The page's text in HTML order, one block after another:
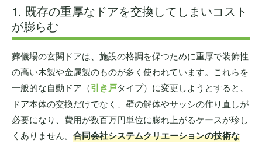
1. 既存の重厚なドアを交換してしまいコスト
が膨らむ
葬儀場の玄関ドアは、施設の格調を保つために重厚で装飾性
の高い木製や金属製のものが多く使われています。これらを
一般的な自動ドア（引き戸タイプ）に変更しようとすると、
ドア本体の交換だけでなく、壁の解体やサッシの作り直しが
必要になり、費用が数百万円単位に膨れ上がるケースが珍し
くありません。 合同会社システムクリエーションの技術な